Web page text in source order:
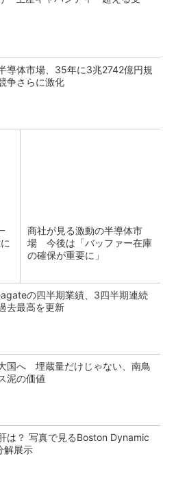
導体市場、35年に3兆2742億円規
争さらに激化
商社が見る激動の半導体市
場 今後は「バッファー在庫
の確保が重要に」
の四半期業績、3四半期連続
去最高を更新
国へ 埋蔵量だけじゃない、南鳥
泥の価値
は？ 写真で見るBoston Dynamic
解展示